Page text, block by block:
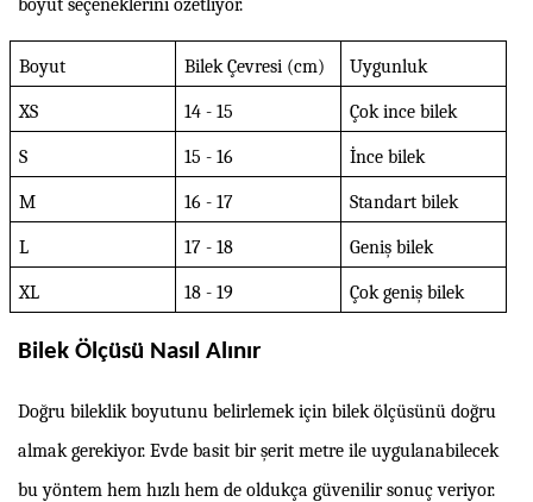
boyut seçeneklerini özetliyor.
Boyut Bilek Çevresi (cm) Uygunluk
XS 14 - 15 Çok ince bilek
S 15 - 16 İnce bilek
M 16 - 17 Standart bilek
L 17 - 18 Geniş bilek
XL 18 - 19 Çok geniş bilek
Bilek Ölçüsü Nasıl Alınır
Doğru bileklik boyutunu belirlemek için bilek ölçüsünü doğru
almak gerekiyor. Evde basit bir şerit metre ile uygulanabilecek
bu yöntem hem hızlı hem de oldukça güvenilir sonuç veriyor.